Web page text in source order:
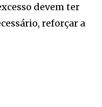
devem ter
reforçar a